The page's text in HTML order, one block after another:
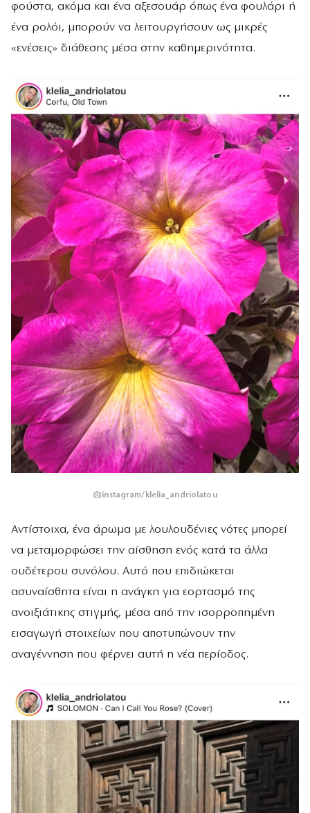
φούστα, ακόμα και ένα αξεσουάρ όπως ένα φουλάρι ή
ένα ρολόι, μπορούν να λειτουργήσουν ως μικρές
«ενέσεις» διάθεσης μέσα στην καθημερινότητα.
instagram/klelia_andriolatou
Αντίστοιχα, ένα άρωμα με λουλουδένιες νότες μπορεί
να μεταμορφώσει την αίσθηση ενός κατά τα άλλα
ουδέτερου συνόλου. Αυτό που επιδιώκεται
ασυναίσθητα είναι η ανάγκη για εορτασμό της
ανοιξιάτικης στιγμής, μέσα από την ισορροπημένη
εισαγωγή στοιχείων που αποτυπώνουν την
αναγέννηση που φέρνει αυτή η νέα περίοδος.